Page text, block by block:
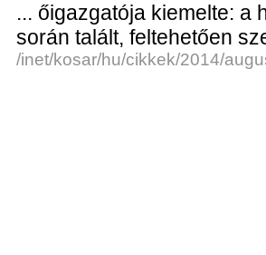
... őigazgatója kiemelte:
során talált, feltehetően
/inet/kosar/hu/cikkek/2014/